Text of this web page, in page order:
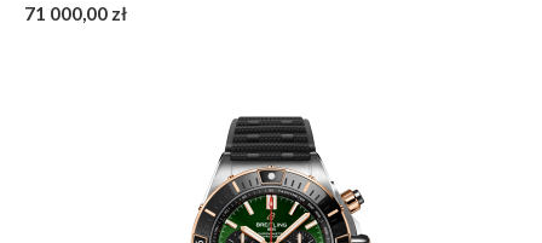
71 000,00 zł